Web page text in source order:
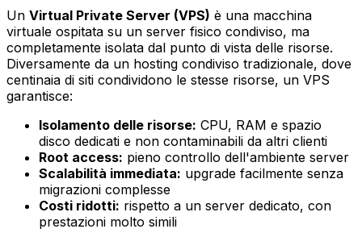
Un Virtual Private Server (VPS) è una macchina
virtuale ospitata su un server fisico condiviso, ma
completamente isolata dal punto di vista delle risorse.
Diversamente da un hosting condiviso tradizionale, dove
centinaia di siti condividono le stesse risorse, un VPS
garantisce:
Isolamento delle risorse: CPU, RAM e spazio
disco dedicati e non contaminabili da altri clienti
Root access: pieno controllo dell'ambiente server
Scalabilità immediata: upgrade facilmente senza
migrazioni complesse
Costi ridotti: rispetto a un server dedicato, con
prestazioni molto simili